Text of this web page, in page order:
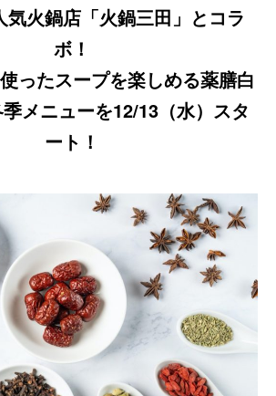
気火鍋店「火鍋三田」とコラ
ボ！
ったスープを楽しめる薬膳白
メニューを12/13（水）スタ
ート！